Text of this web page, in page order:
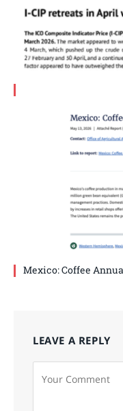
Mexico: Coffee
LEAVE A REPLY